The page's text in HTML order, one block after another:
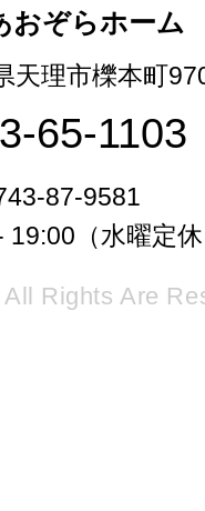
おぞらホーム
天理市櫟本町
65-1103
87-9581
19:00（水曜定
Rights Are